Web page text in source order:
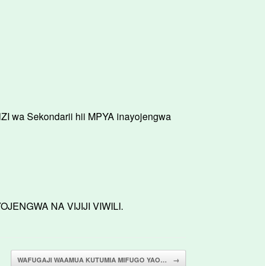
wa Sekondarii hii MPYA inayojengwa
NA VIJIJI VIWILI.
WAFUGAJI WAAMUA KUTUMIA MIFUGO YAO… →